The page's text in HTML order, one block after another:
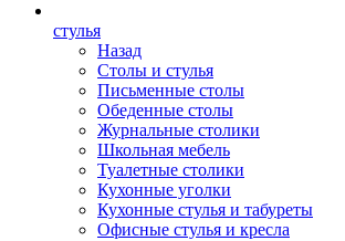
стулья
Назад
Столы и стулья
Письменные столы
Обеденные столы
Журнальные столики
Школьная мебель
Туалетные столики
Кухонные уголки
Кухонные стулья и табуреты
Офисные стулья и кресла